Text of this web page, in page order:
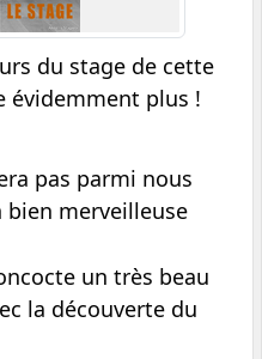
du stage de cette
évidemment plus !
pas parmi nous
merveilleuse
un très beau
la découverte du